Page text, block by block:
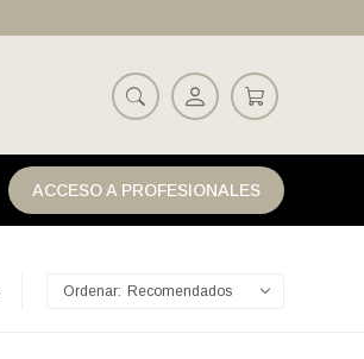
ACCESO A PROFESIONALES
Recomendados